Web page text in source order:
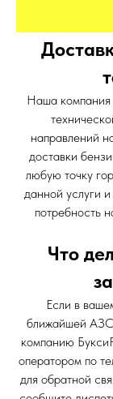
Наша компания
направлений
доставки
любую точку
данной услуги
потребность
Что
Если в
ближайшей АЗС
компанию
оператором по
для обратной